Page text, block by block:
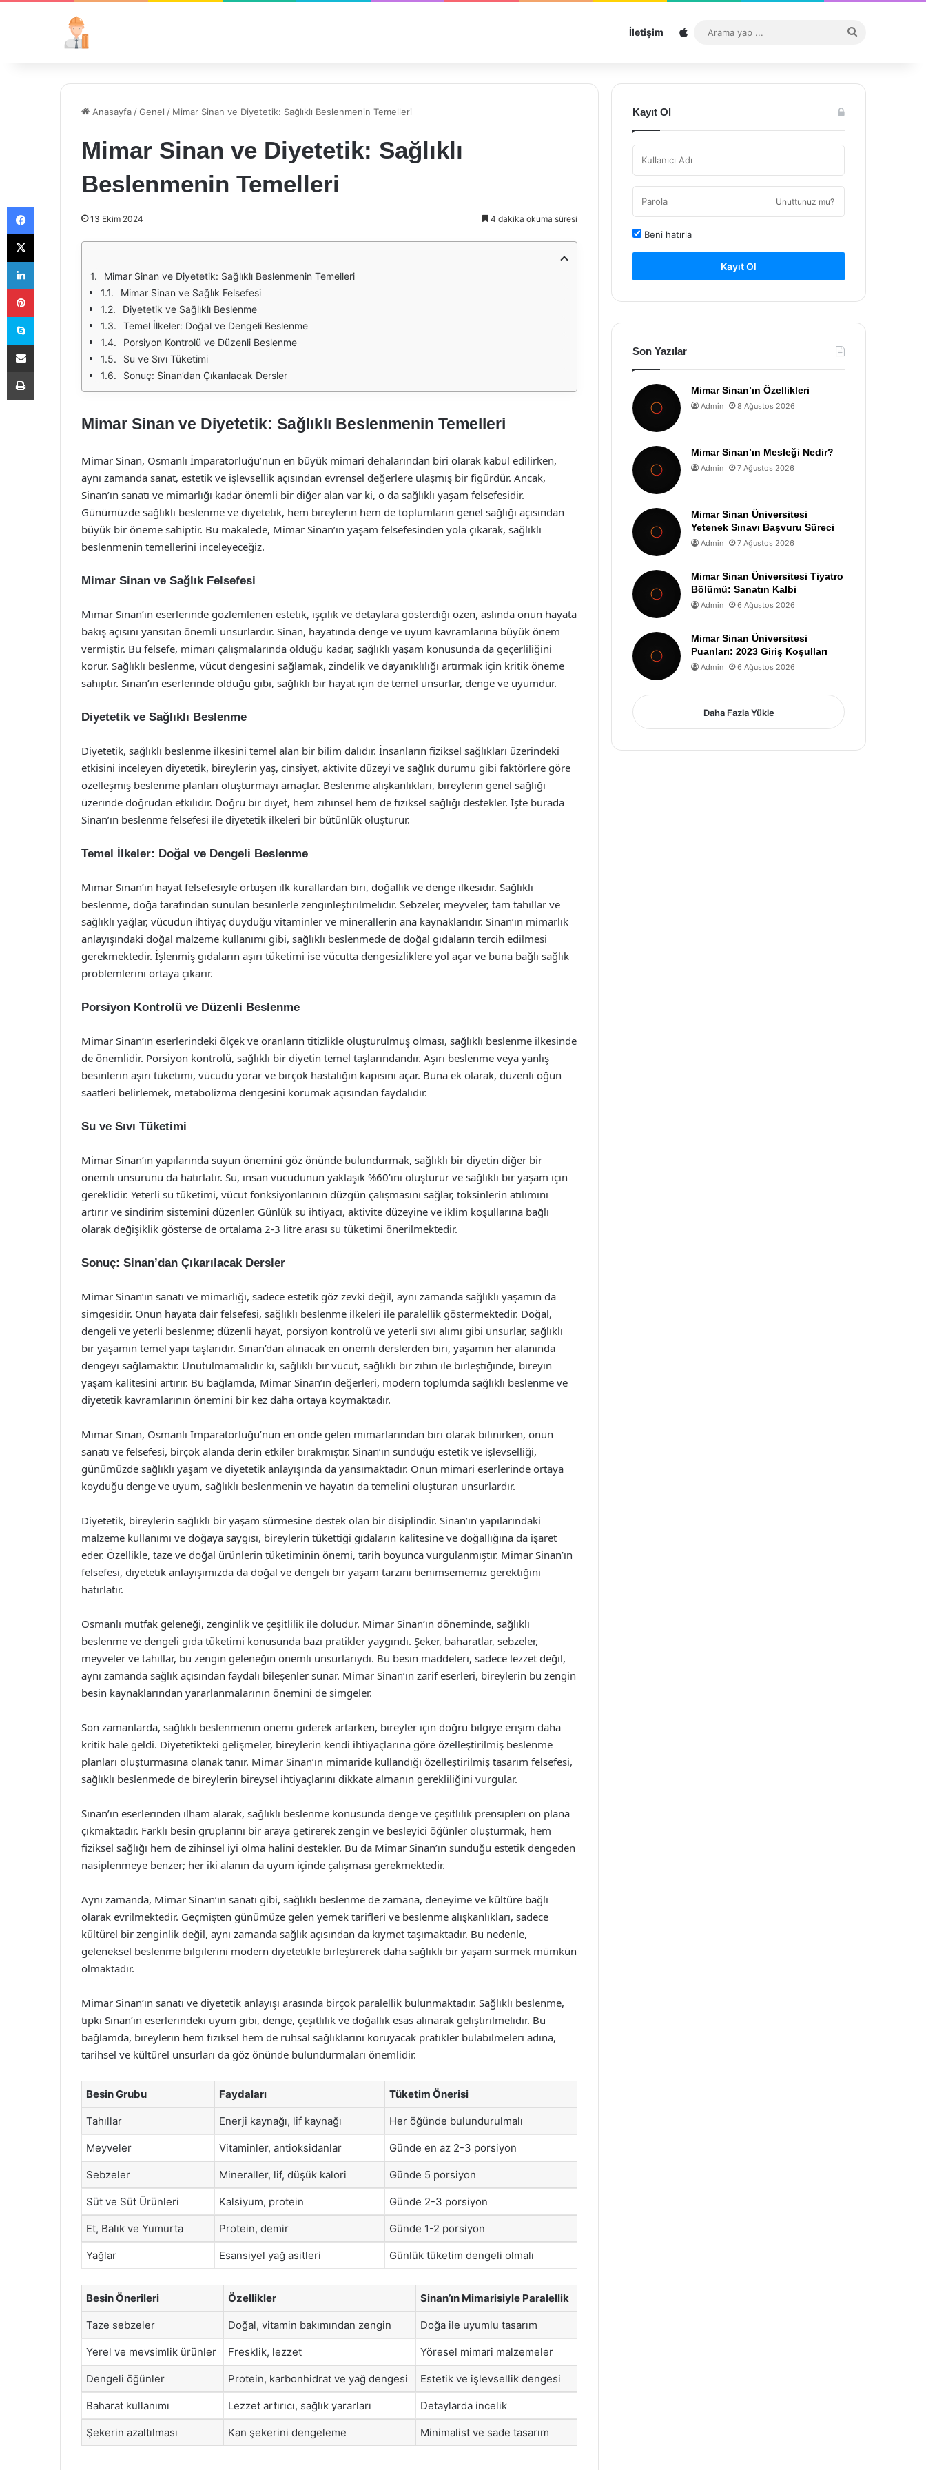
İletişim Sitemap
...
Anasayfa /Genel / Mimar Sinan ve Diyetetik: Sağlıklı Beslenmenin Temelleri
Mimar Sinan ve Diyetetik: Sağlıklı
Beslenmenin Temelleri
13 Ekim 2024 4 dakika okuma süresi
Mimar Sinan ve Diyetetik: Sağlıklı Beslenmenin Temelleri
Mimar Sinan ve Sağlık Felsefesi
Diyetetik ve Sağlıklı Beslenme
Temel İlkeler: Doğal ve Dengeli Beslenme
Porsiyon Kontrolü ve Düzenli Beslenme
Su ve Sıvı Tüketimi
Sonuç: Sinan’dan Çıkarılacak Dersler
Mimar Sinan ve Diyetetik: Sağlıklı Beslenmenin Temelleri
Mimar Sinan, Osmanlı İmparatorluğu’nun en büyük mimari dehalarından biri olarak kabul edilirken,
aynı zamanda sanat, estetik ve işlevsellik açısından evrensel değerlere ulaşmış bir figürdür. Ancak,
Sinan’ın sanatı ve mimarlığı kadar önemli bir diğer alan var ki, o da sağlıklı yaşam felsefesidir.
Günümüzde sağlıklı beslenme ve diyetetik, hem bireylerin hem de toplumların genel sağlığı açısından
büyük bir öneme sahiptir. Bu makalede, Mimar Sinan’ın yaşam felsefesinden yola çıkarak, sağlıklı
beslenmenin temellerini inceleyeceğiz.
Mimar Sinan ve Sağlık Felsefesi
Mimar Sinan’ın eserlerinde gözlemlenen estetik, işçilik ve detaylara gösterdiği özen, aslında onun hayata
bakış açısını yansıtan önemli unsurlardır. Sinan, hayatında denge ve uyum kavramlarına büyük önem
vermiştir. Bu felsefe, mimarı çalışmalarında olduğu kadar, sağlıklı yaşam konusunda da geçerliliğini
korur. Sağlıklı beslenme, vücut dengesini sağlamak, zindelik ve dayanıklılığı artırmak için kritik öneme
sahiptir. Sinan’ın eserlerinde olduğu gibi, sağlıklı bir hayat için de temel unsurlar, denge ve uyumdur.
Diyetetik ve Sağlıklı Beslenme
Diyetetik, sağlıklı beslenme ilkesini temel alan bir bilim dalıdır. İnsanların fiziksel sağlıkları üzerindeki
etkisini inceleyen diyetetik, bireylerin yaş, cinsiyet, aktivite düzeyi ve sağlık durumu gibi faktörlere göre
özelleşmiş beslenme planları oluşturmayı amaçlar. Beslenme alışkanlıkları, bireylerin genel sağlığı
üzerinde doğrudan etkilidir. Doğru bir diyet, hem zihinsel hem de fiziksel sağlığı destekler. İşte burada
Sinan’ın beslenme felsefesi ile diyetetik ilkeleri bir bütünlük oluşturur.
Temel İlkeler: Doğal ve Dengeli Beslenme
Mimar Sinan’ın hayat felsefesiyle örtüşen ilk kurallardan biri, doğallık ve denge ilkesidir. Sağlıklı
beslenme, doğa tarafından sunulan besinlerle zenginleştirilmelidir. Sebzeler, meyveler, tam tahıllar ve
sağlıklı yağlar, vücudun ihtiyaç duyduğu vitaminler ve minerallerin ana kaynaklarıdır. Sinan’ın mimarlık
anlayışındaki doğal malzeme kullanımı gibi, sağlıklı beslenmede de doğal gıdaların tercih edilmesi
gerekmektedir. İşlenmiş gıdaların aşırı tüketimi ise vücutta dengesizliklere yol açar ve buna bağlı sağlık
problemlerini ortaya çıkarır.
Porsiyon Kontrolü ve Düzenli Beslenme
Mimar Sinan’ın eserlerindeki ölçek ve oranların titizlikle oluşturulmuş olması, sağlıklı beslenme ilkesinde
de önemlidir. Porsiyon kontrolü, sağlıklı bir diyetin temel taşlarındandır. Aşırı beslenme veya yanlış
besinlerin aşırı tüketimi, vücudu yorar ve birçok hastalığın kapısını açar. Buna ek olarak, düzenli öğün
saatleri belirlemek, metabolizma dengesini korumak açısından faydalıdır.
Su ve Sıvı Tüketimi
Mimar Sinan’ın yapılarında suyun önemini göz önünde bulundurmak, sağlıklı bir diyetin diğer bir
önemli unsurunu da hatırlatır. Su, insan vücudunun yaklaşık %60’ını oluşturur ve sağlıklı bir yaşam için
gereklidir. Yeterli su tüketimi, vücut fonksiyonlarının düzgün çalışmasını sağlar, toksinlerin atılımını
artırır ve sindirim sistemini düzenler. Günlük su ihtiyacı, aktivite düzeyine ve iklim koşullarına bağlı
olarak değişiklik gösterse de ortalama 2-3 litre arası su tüketimi önerilmektedir.
Sonuç: Sinan’dan Çıkarılacak Dersler
Mimar Sinan’ın sanatı ve mimarlığı, sadece estetik göz zevki değil, aynı zamanda sağlıklı yaşamın da
simgesidir. Onun hayata dair felsefesi, sağlıklı beslenme ilkeleri ile paralellik göstermektedir. Doğal,
dengeli ve yeterli beslenme; düzenli hayat, porsiyon kontrolü ve yeterli sıvı alımı gibi unsurlar, sağlıklı
bir yaşamın temel yapı taşlarıdır. Sinan’dan alınacak en önemli derslerden biri, yaşamın her alanında
dengeyi sağlamaktır. Unutulmamalıdır ki, sağlıklı bir vücut, sağlıklı bir zihin ile birleştiğinde, bireyin
yaşam kalitesini artırır. Bu bağlamda, Mimar Sinan’ın değerleri, modern toplumda sağlıklı beslenme ve
diyetetik kavramlarının önemini bir kez daha ortaya koymaktadır.
Mimar Sinan, Osmanlı İmparatorluğu’nun en önde gelen mimarlarından biri olarak bilinirken, onun
sanatı ve felsefesi, birçok alanda derin etkiler bırakmıştır. Sinan’ın sunduğu estetik ve işlevselliği,
günümüzde sağlıklı yaşam ve diyetetik anlayışında da yansımaktadır. Onun mimari eserlerinde ortaya
koyduğu denge ve uyum, sağlıklı beslenmenin ve hayatın da temelini oluşturan unsurlardır.
Diyetetik, bireylerin sağlıklı bir yaşam sürmesine destek olan bir disiplindir. Sinan’ın yapılarındaki
malzeme kullanımı ve doğaya saygısı, bireylerin tükettiği gıdaların kalitesine ve doğallığına da işaret
eder. Özellikle, taze ve doğal ürünlerin tüketiminin önemi, tarih boyunca vurgulanmıştır. Mimar Sinan’ın
felsefesi, diyetetik anlayışımızda da doğal ve dengeli bir yaşam tarzını benimsememiz gerektiğini
hatırlatır.
Osmanlı mutfak geleneği, zenginlik ve çeşitlilik ile doludur. Mimar Sinan’ın döneminde, sağlıklı
beslenme ve dengeli gıda tüketimi konusunda bazı pratikler yaygındı. Şeker, baharatlar, sebzeler,
meyveler ve tahıllar, bu zengin geleneğin önemli unsurlarıydı. Bu besin maddeleri, sadece lezzet değil,
aynı zamanda sağlık açısından faydalı bileşenler sunar. Mimar Sinan’ın zarif eserleri, bireylerin bu zengin
besin kaynaklarından yararlanmalarının önemini de simgeler.
Son zamanlarda, sağlıklı beslenmenin önemi giderek artarken, bireyler için doğru bilgiye erişim daha
kritik hale geldi. Diyetetikteki gelişmeler, bireylerin kendi ihtiyaçlarına göre özelleştirilmiş beslenme
planları oluşturmasına olanak tanır. Mimar Sinan’ın mimaride kullandığı özelleştirilmiş tasarım felsefesi,
sağlıklı beslenmede de bireylerin bireysel ihtiyaçlarını dikkate almanın gerekliliğini vurgular.
Sinan’ın eserlerinden ilham alarak, sağlıklı beslenme konusunda denge ve çeşitlilik prensipleri ön plana
çıkmaktadır. Farklı besin gruplarını bir araya getirerek zengin ve besleyici öğünler oluşturmak, hem
fiziksel sağlığı hem de zihinsel iyi olma halini destekler. Bu da Mimar Sinan’ın sunduğu estetik dengeden
nasiplenmeye benzer; her iki alanın da uyum içinde çalışması gerekmektedir.
Aynı zamanda, Mimar Sinan’ın sanatı gibi, sağlıklı beslenme de zamana, deneyime ve kültüre bağlı
olarak evrilmektedir. Geçmişten günümüze gelen yemek tarifleri ve beslenme alışkanlıkları, sadece
kültürel bir zenginlik değil, aynı zamanda sağlık açısından da kıymet taşımaktadır. Bu nedenle,
geleneksel beslenme bilgilerini modern diyetetikle birleştirerek daha sağlıklı bir yaşam sürmek mümkün
olmaktadır.
Mimar Sinan’ın sanatı ve diyetetik anlayışı arasında birçok paralellik bulunmaktadır. Sağlıklı beslenme,
tıpkı Sinan’ın eserlerindeki uyum gibi, denge, çeşitlilik ve doğallık esas alınarak geliştirilmelidir. Bu
bağlamda, bireylerin hem fiziksel hem de ruhsal sağlıklarını koruyacak pratikler bulabilmeleri adına,
tarihsel ve kültürel unsurları da göz önünde bulundurmaları önemlidir.
Besin Grubu Faydaları Tüketim Önerisi
Tahıllar Enerji kaynağı, lif kaynağı Her öğünde bulundurulmalı
Meyveler Vitaminler, antioksidanlar Günde en az 2-3 porsiyon
Sebzeler Mineraller, lif, düşük kalori Günde 5 porsiyon
Süt ve Süt Ürünleri Kalsiyum, protein Günde 2-3 porsiyon
Et, Balık ve Yumurta Protein, demir Günde 1-2 porsiyon
Yağlar Esansiyel yağ asitleri Günlük tüketim dengeli olmalı
Besin Önerileri Özellikler Sinan’ın Mimarisiyle Paralellik
Taze sebzeler Doğal, vitamin bakımından zengin Doğa ile uyumlu tasarım
Yerel ve mevsimlik ürünler Fresklik, lezzet Yöresel mimari malzemeler
Dengeli öğünler Protein, karbonhidrat ve yağ dengesi Estetik ve işlevsellik dengesi
Baharat kullanımı Lezzet artırıcı, sağlık yararları Detaylarda incelik
Şekerin azaltılması Kan şekerini dengeleme Minimalist ve sade tasarım
Kayıt Ol
Unuttunuz mu?
Beni hatırla
Kayıt Ol
Son Yazılar
Mimar Sinan’ın Özellikleri
Admin 8 Ağustos 2026
Mimar Sinan’ın Mesleği Nedir?
Admin 7 Ağustos 2026
Mimar Sinan Üniversitesi
Yetenek Sınavı Başvuru Süreci
Admin 7 Ağustos 2026
Mimar Sinan Üniversitesi Tiyatro
Bölümü: Sanatın Kalbi
Admin 6 Ağustos 2026
Mimar Sinan Üniversitesi
Puanları: 2023 Giriş Koşulları
Admin 6 Ağustos 2026
Daha Fazla Yükle
Facebook
X
LinkedIn
Pinterest
Skype
E-Posta ile paylaş